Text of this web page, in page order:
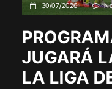
30/07/2026
JUGARÁ
LA LIGA